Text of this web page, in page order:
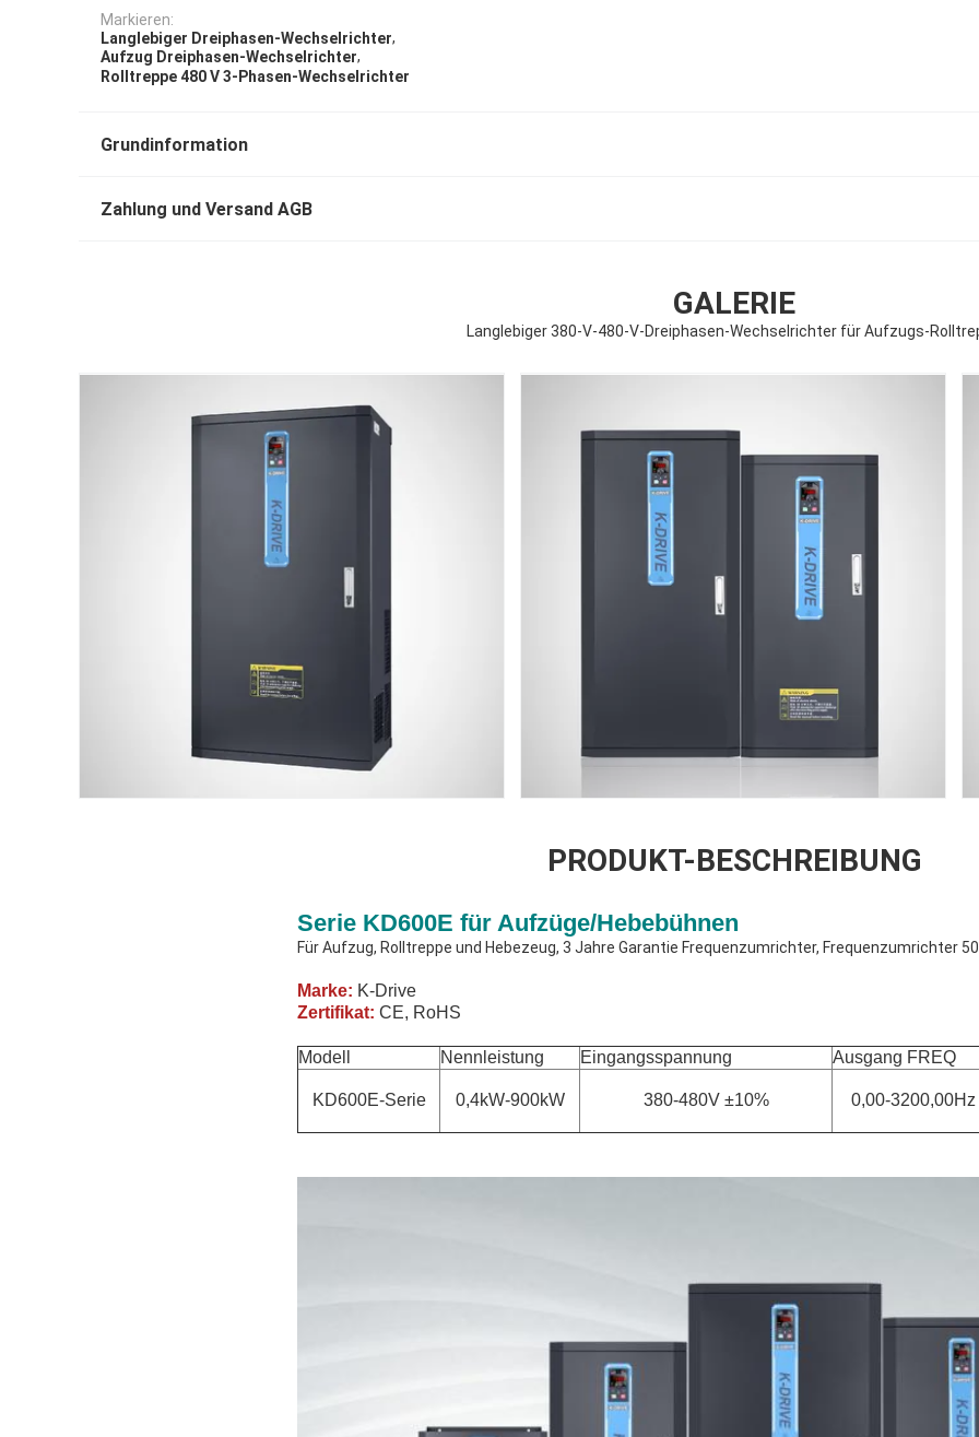
Markieren:
Langlebiger Dreiphasen-Wechselrichter,
Aufzug Dreiphasen-Wechselrichter,
Rolltreppe 480 V 3-Phasen-Wechselrichter
Grundinformation
Zahlung und Versand AGB
GALERIE
Langlebiger 380-V-480-V-Dreiphasen-Wechselrichter für Aufzugs-
PRODUKT-BESCHREIBUNG
Serie KD600E für Aufzüge/Hebebühnen
Für Aufzug, Rolltreppe und Hebezeug, 3 Jahre Garantie Frequenzumrichter, Frequenzumrichter
Marke: K-Drive
Zertifikat: CE, RoHS
Modell Nennleistung Eingangsspannung Ausgang FREQ
KD600E-Serie 0,4kW-900kW 380-480V ±10% 0,00-3200,00Hz